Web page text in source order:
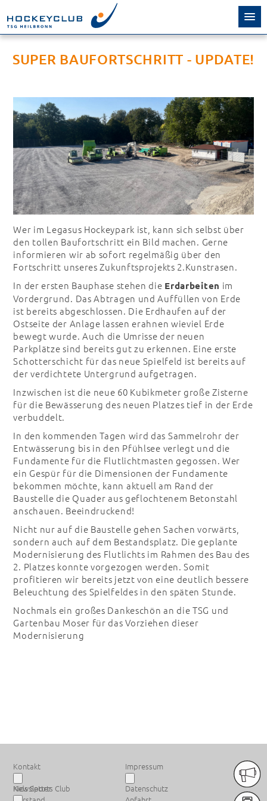
SUPER BAUFORTSCHRITT - UPDATE!
Wer im Legasus Hockeypark ist, kann sich selbst über
den tollen Baufortschritt ein Bild machen. Gerne
informieren wir ab sofort regelmäßig über den
Fortschritt unseres Zukunftsprojekts 2.Kunstrasen.
In der ersten Bauphase stehen die Erdarbeiten im
Vordergrund. Das Abtragen und Auffüllen von Erde
ist bereits abgeschlossen. Die Erdhaufen auf der
Ostseite der Anlage lassen erahnen wieviel Erde
bewegt wurde. Auch die Umrisse der neuen
Parkplätze sind bereits gut zu erkennen. Eine erste
Schotterschicht für das neue Spielfeld ist bereits auf
der verdichtete Untergrund aufgetragen.
Inzwischen ist die neue 60 Kubikmeter große Zisterne
für die Bewässerung des neuen Platzes tief in der Erde
verbuddelt.
In den kommenden Tagen wird das Sammelrohr der
Entwässerung bis in den Pfühlsee verlegt und die
Fundamente für die Flutlichtmasten gegossen. Wer
ein Gespür für die Dimensionen der Fundamente
bekommen möchte, kann aktuell am Rand der
Baustelle die Quader aus geflochtenem Betonstahl
anschauen. Beeindruckend!
Nicht nur auf die Baustelle gehen Sachen vorwärts,
sondern auch auf dem Bestandsplatz. Die geplante
Modernisierung des Flutlichts im Rahmen des Bau des
2. Platzes konnte vorgezogen werden. Somit
profitieren wir bereits jetzt von eine deutlich bessere
Beleuchtung des Spielfeldes in den späten Stunde.
Nochmals ein großes Dankeschön an die TSG und
Gartenbau Moser für das Vorziehen dieser
Modernisierung
Kontakt
Newsletter
Impressum
Datenschutz
Kids Sports Club